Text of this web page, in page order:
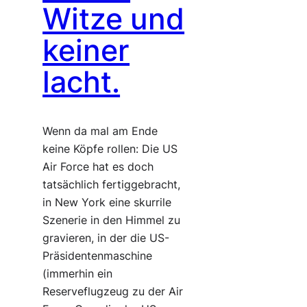
Witze und
keiner
lacht.
Wenn da mal am Ende
keine Köpfe rollen: Die US
Air Force hat es doch
tatsächlich fertiggebracht,
in New York eine skurrile
Szenerie in den Himmel zu
gravieren, in der die US-
Präsidentenmaschine
(immerhin ein
Reserveflugzeug zu der Air